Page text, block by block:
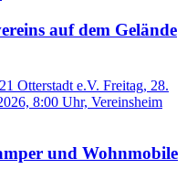
auf dem Gelände
Otterstadt e.V. Freitag, 28.
8:00 Uhr, Vereinsheim
und Wohnmobile